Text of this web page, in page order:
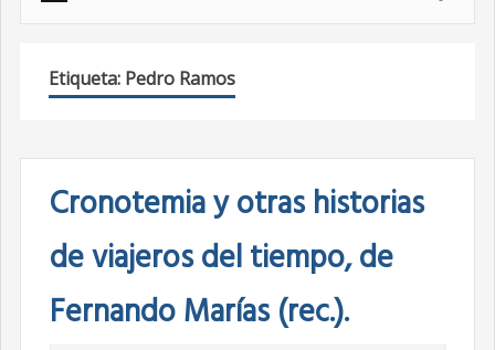
Etiqueta: Pedro Ramos
Cronotemia y otras historias
de viajeros del tiempo, de
Fernando Marías (rec.).